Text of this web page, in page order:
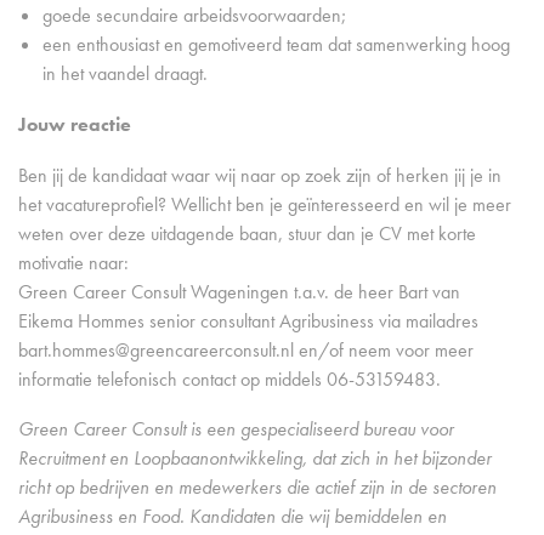
goede secundaire arbeidsvoorwaarden;
een enthousiast en gemotiveerd team dat samenwerking hoog
in het vaandel draagt.
Jouw reactie
Ben jij de kandidaat waar wij naar op zoek zijn of herken jij je in
het vacatureprofiel? Wellicht ben je geïnteresseerd en wil je meer
weten over deze uitdagende baan, stuur dan je CV met korte
motivatie naar:
Green Career Consult Wageningen t.a.v. de heer Bart van
Eikema Hommes senior consultant Agribusiness via mailadres
bart.hommes@greencareerconsult.nl en/of neem voor meer
informatie telefonisch contact op middels 06-53159483.
Green Career Consult is een gespecialiseerd bureau voor
Recruitment en Loopbaanontwikkeling, dat zich in het bijzonder
richt op bedrijven en medewerkers die actief zijn in de sectoren
Agribusiness en Food. Kandidaten die wij bemiddelen en